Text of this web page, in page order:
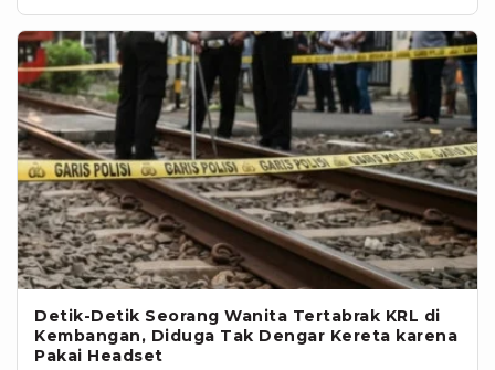
Detik-Detik Seorang Wanita Tertabrak KRL di
Kembangan, Diduga Tak Dengar Kereta karena
Pakai Headset